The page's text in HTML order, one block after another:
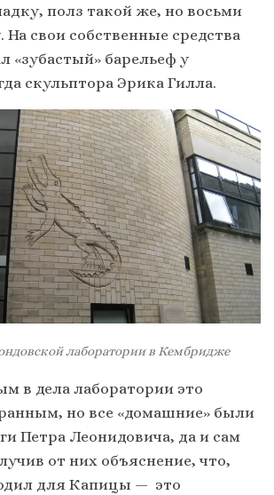
полз такой же, но восьми
На свои собственные средства
«зубастый» барельеф у
скульптора Эрика Гилла.
лаборатории в Кембридже
в дела лаборатории это
но все «домашние» были
Петра Леонидовича, да и сам
от них объяснение, что,
для Капицы — это